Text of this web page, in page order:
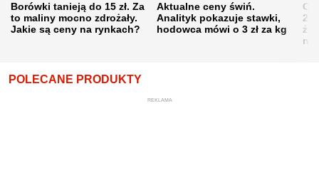
Borówki tanieją do 15 zł. Za
to maliny mocno zdrożały.
Jakie są ceny na rynkach?
Aktualne ceny świń.
Analityk pokazuje stawki,
hodowca mówi o 3 zł za kg
POLECANE PRODUKTY
REKLAMA